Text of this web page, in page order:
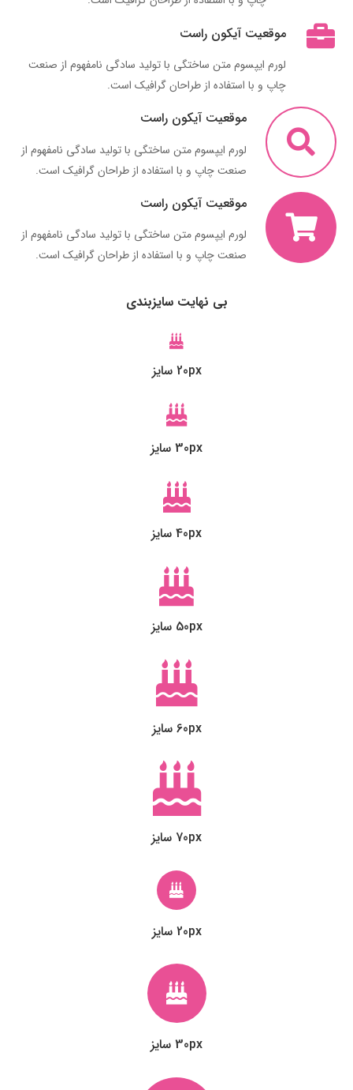
موقعیت آیکون راست
لورم ایپسوم متن ساختگی با تولید سادگی نامفهوم از صنعت
چاپ و با استفاده از طراحان گرافیک است.
موقعیت آیکون راست
لورم ایپسوم متن ساختگی با تولید سادگی نامفهوم از
صنعت چاپ و با استفاده از طراحان گرافیک است.
موقعیت آیکون راست
لورم ایپسوم متن ساختگی با تولید سادگی نامفهوم از
صنعت چاپ و با استفاده از طراحان گرافیک است.
بی نهایت سایزبندی
20px سایز
30px سایز
40px سایز
50px سایز
60px سایز
70px سایز
20px سایز
30px سایز